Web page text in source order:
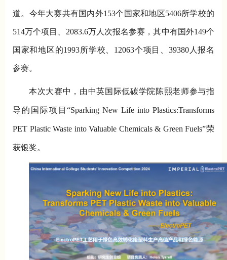
道。今年大赛共有国内外153个国家和地区5406所学校的
514万个项目、2083.6万人次报名参赛，其中有国外149个
国家和地区的1993所学校、12063个项目、39380人报名
参赛。
本次大赛中，由中英国际低碳学院陈熙老师参与指
导的国际项目“Sparking New Life into Plastics:Transforms
PET Plastic Waste into Valuable Chemicals & Green Fuels”荣
获银奖。